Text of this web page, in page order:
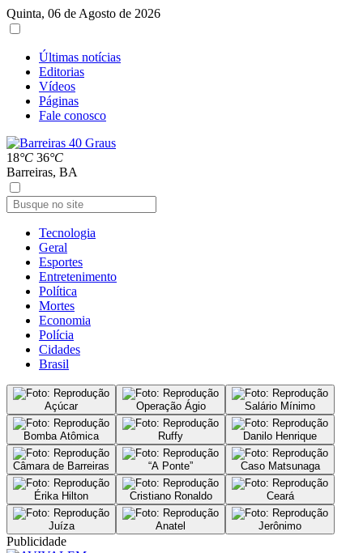
Quinta, 06 de Agosto de 2026
Últimas notícias
Editorias
Vídeos
Páginas
Fale conosco
18°C 36°C
Barreiras, BA
Tecnologia
Geral
Esportes
Entretenimento
Política
Mortes
Economia
Polícia
Cidades
Brasil
Açúcar Operação Ágio Salário Mínimo
Bomba Atômica Ruffy Danilo Henrique
Câmara de Barreiras “A Ponte” Caso Matsunaga
Érika Hilton Cristiano Ronaldo Ceará
Juíza Anatel Jerônimo
Publicidade